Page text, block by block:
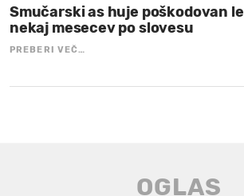
Smučarski as huje poškodovan le
nekaj mesecev po slovesu
PREBERI VEČ…